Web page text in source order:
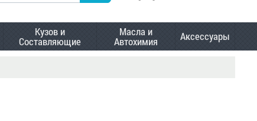
Кузов и
Составляющие
Масла и
Автохимия Аксессуары